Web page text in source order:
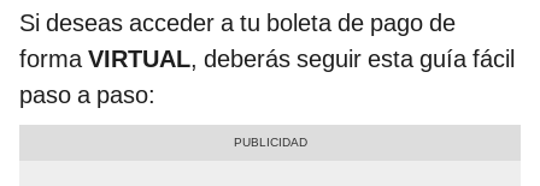
Si deseas acceder a tu boleta de pago de
forma VIRTUAL, deberás seguir esta guía fácil
paso a paso: